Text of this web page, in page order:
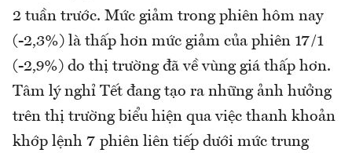
2 tuần trước. Mức giảm trong phiên hôm nay
(-2,3%) là thấp hơn mức giảm của phiên 17/1
(-2,9%) do thị trường đã về vùng giá thấp hơn.
Tâm lý nghỉ Tết đang tạo ra những ảnh hưởng
trên thị trường biểu hiện qua việc thanh khoản
khớp lệnh 7 phiên liên tiếp dưới mức trung